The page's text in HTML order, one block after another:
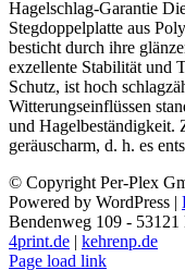
Hagelschlag-Garantie
Stegdoppelplatte aus
besticht durch ihre
exzellente Stabilität und
Schutz, ist hoch
Witterungseinflüssen
und
geräuscharm, d. h. es
© Copyright Per-Plex
Powered by WordPress |
Bendenweg 109 -
4print.de | kehrenp.de
Page load link